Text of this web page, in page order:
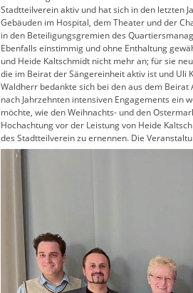
Stadtteilverein aktiv und hat sich in den letzten
Gebäuden im Hospital, dem Theater und der
in den Beteiligungsgremien des
Ebenfalls einstimmig und ohne Enthaltung
und Heide Kaltschmidt nicht mehr an; für sie
die im Beirat der Sängereinheit aktiv ist und Uli
Waldherr bedankte sich bei den aus dem
nach Jahrzehnten intensiven Engagements
möchte, wie den Weihnachts- und den
Hochachtung vor der Leistung von Heide
des Stadtteilverein zu ernennen. Die